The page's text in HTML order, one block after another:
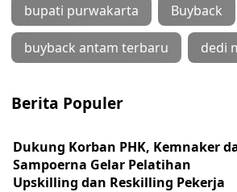
bupati purwakarta Buyback
buyback antam terbaru dedi
Berita Populer
Dukung Korban PHK, Kemnaker
Sampoerna Gelar Pelatihan
Upskilling dan Reskilling Pekerja